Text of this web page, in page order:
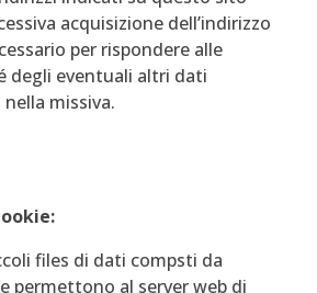
acquisizione dell’indirizzo
per rispondere alle
degli eventuali altri dati
missiva.
files di dati compsti da
permettono al server web di